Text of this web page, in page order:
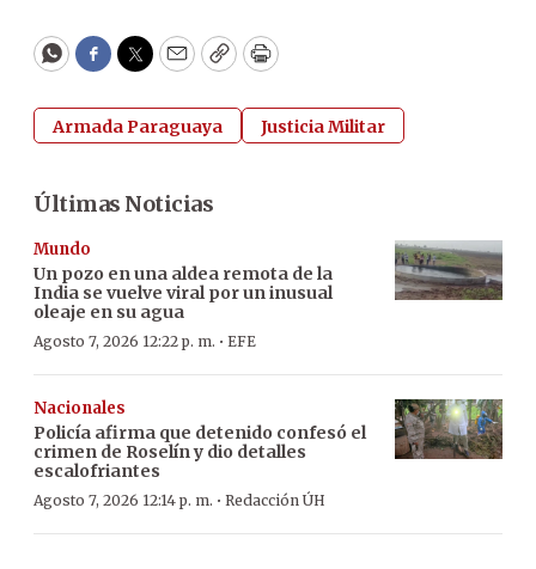
WhatsApp
Facebook
Twitter
EmailCopyPrint
Armada Paraguaya Justicia Militar
Últimas Noticias
Mundo
Un pozo en una aldea remota de la
India se vuelve viral por un inusual
oleaje en su agua
Agosto 7, 2026 12:22 p. m. · EFE
Nacionales
Policía afirma que detenido confesó el
crimen de Roselín y dio detalles
escalofriantes
Agosto 7, 2026 12:14 p. m. · Redacción ÚH